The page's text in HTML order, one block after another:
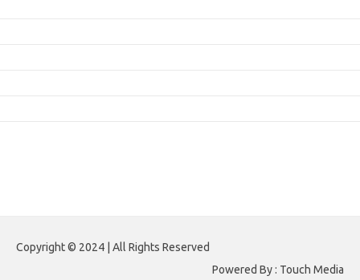
Copyright © 2024 | All Rights Reserved
Powered By : Touch Media